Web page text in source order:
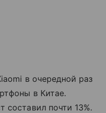
в очередной раз
в Китае.
составил почти 13%.